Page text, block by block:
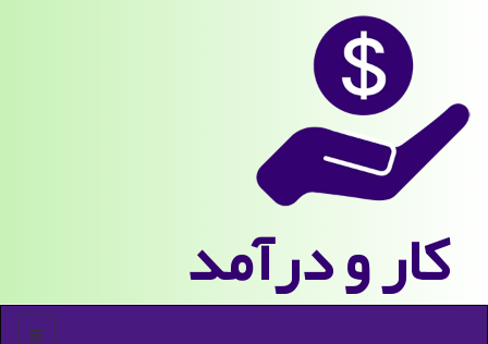
كار و درآمد
منو